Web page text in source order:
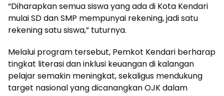
“Diharapkan semua siswa yang ada di Kota Kendari
mulai SD dan SMP mempunyai rekening, jadi satu
rekening satu siswa,” tuturnya.
Melalui program tersebut, Pemkot Kendari berharap
tingkat literasi dan inklusi keuangan di kalangan
pelajar semakin meningkat, sekaligus mendukung
target nasional yang dicanangkan OJK dalam